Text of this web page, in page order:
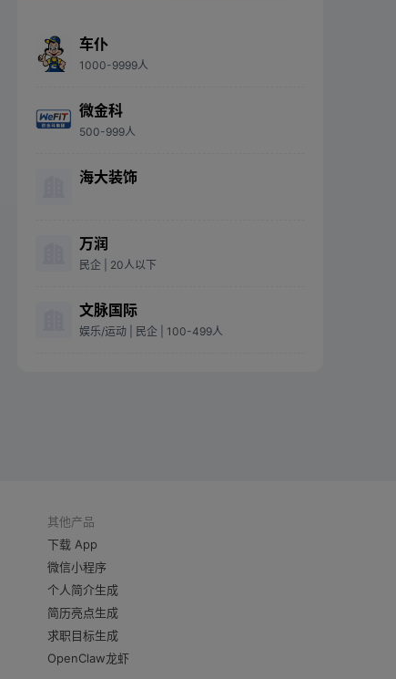
车仆
1000-9999人
微金科
500-999人
海大装饰
万润
民企 | 20人以下
文脉国际
娱乐/运动 | 民企 | 100-499人
其他产品
下载 App
微信小程序
个人简介生成
简历亮点生成
求职目标生成
OpenClaw龙虾